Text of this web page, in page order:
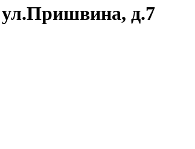
ул.Пришвина, д.7